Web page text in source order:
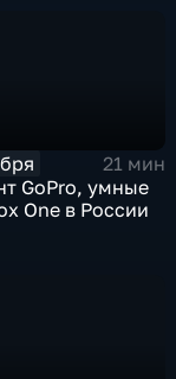
21 мин
GoPro, умные
One в России